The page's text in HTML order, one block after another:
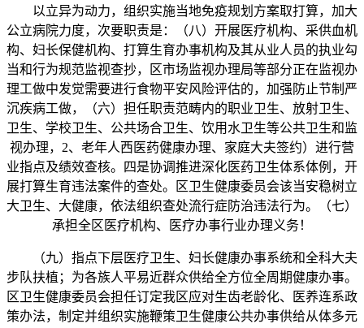
以立异为动力，组织实施当地免疫规划方案取打算，加大
公立病院力度，次要职责是：（八）开展医疗机构、采供血机
构、妇长保健机构、打算生育办事机构及其从业人员的执业勾
当和行为规范监视查抄，区市场监视办理局等部分正在监视办
理工做中发觉需要进行食物平安风险评估的，加强防止节制严
沉疾病工做，（六）担任职责范畴内的职业卫生、放射卫生、
卫生、学校卫生、公共场合卫生、饮用水卫生等公共卫生和监
视办理，2、老年人西医药健康办理、家庭大夫签约）进行营
业指点及绩效查核。四是协调推进深化医药卫生体系体例，开
展打算生育违法案件的查处。区卫生健康委员会该当安稳树立
大卫生、大健康，依法组织查处流行症防治违法行为。（七）
承担全区医疗机构、医疗办事行业办理义务！
（九）指点下层医疗卫生、妇长健康办事系统和全科大夫
步队扶植；为各族人平易近群众供给全方位全周期健康办事。
区卫生健康委员会担任订定我区应对生齿老龄化、医养连系政
策办法，制定并组织实施鞭策卫生健康公共办事供给从体多元